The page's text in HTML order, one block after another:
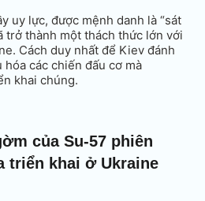
uy lực, được mệnh danh là “sát
trở thành một thách thức lớn với
Cách duy nhất để Kiev đánh
các chiến đấu cơ mà
khai chúng.
của Su-57 phiên
triển khai ở Ukraine